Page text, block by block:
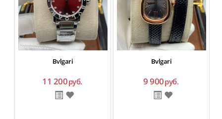
Bvlgari
11 200руб.
Bvlgari
9 900руб.